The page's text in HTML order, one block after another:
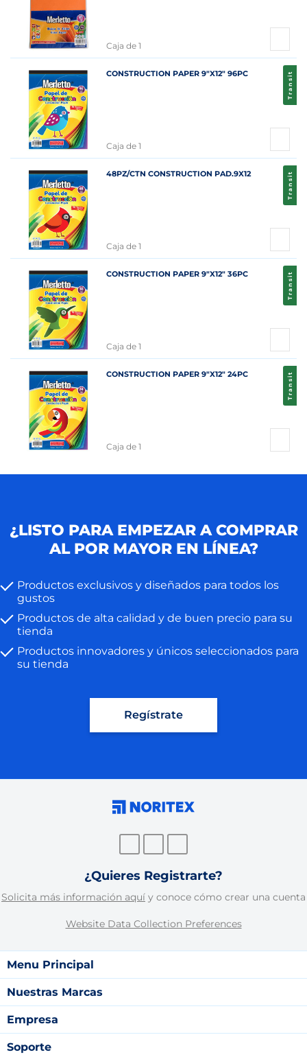
Caja de 1
Transit
CONSTRUCTION PAPER 9"X12" 96PC
Caja de 1
Transit
48PZ/CTN CONSTRUCTION PAD.9X12
Caja de 1
Transit
CONSTRUCTION PAPER 9"X12" 36PC
Caja de 1
Transit
CONSTRUCTION PAPER 9"X12" 24PC
Caja de 1
¿LISTO PARA EMPEZAR A COMPRAR
AL POR MAYOR EN LÍNEA?
Productos exclusivos y diseñados para todos los
gustos
Productos de alta calidad y de buen precio para su
tienda
Productos innovadores y únicos seleccionados para
su tienda
Regístrate
¿Quieres Registrarte?
Solicita más información aquí y conoce cómo crear una cuenta
Website Data Collection Preferences
Menu Principal
Nuestras Marcas
Empresa
Soporte